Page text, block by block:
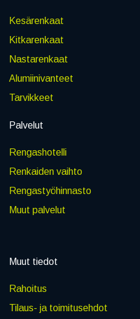
Kesärenkaat
Kitkarenkaat
Nastarenkaat
Alumiinivanteet
Tarvikkeet
Palvelut
Rengashotelli
Renkaiden vaihto
Rengastyöhinnasto
Muut palvelut
Muut tiedot
Rahoitus
Tilaus- ja toimitusehdot